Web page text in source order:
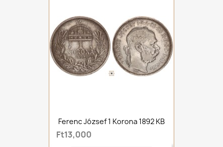
Ferenc József 1 Korona 1892 KB
Ft13,000